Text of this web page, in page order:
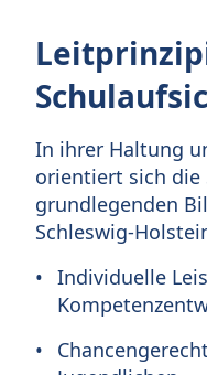
In ihrer Haltung
orientiert sich die
grundlegenden
Schleswig-
Individuelle